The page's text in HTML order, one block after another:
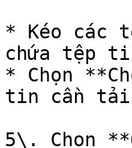
* Kéo các
chứa tệp
* Chọn
tin cần
5\. Chọn